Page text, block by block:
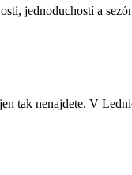
jednoduchostí a
tak nenajdete. V